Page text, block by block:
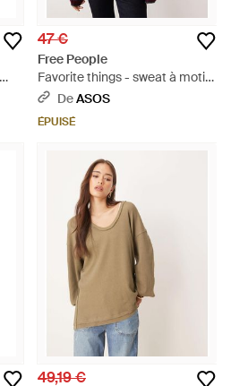
47 €
Free People
Favorite things - sweat à motif
graphique - bordeaux givré -
Bleu
DeASOS
ÉPUISÉ
49,19 €